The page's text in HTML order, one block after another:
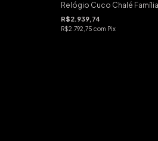
Relógio Cuco Chalé
R$2.939,74
R$2.792,75 com Pix